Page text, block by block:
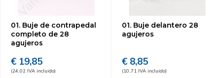
01. Buje de contrapedal
completo de 28
agujeros
€ 19,85
(24,02 IVA incluido)
01. Buje delantero 28
agujeros
€ 8,85
(10,71 IVA incluido)